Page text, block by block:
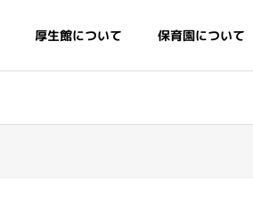
厚生館について 保育園について